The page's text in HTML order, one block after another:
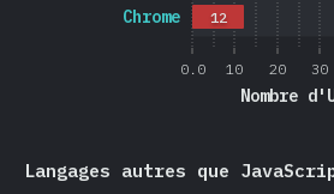
0.0 10 20 30
Nombre
Chrome 12
Langages autres que